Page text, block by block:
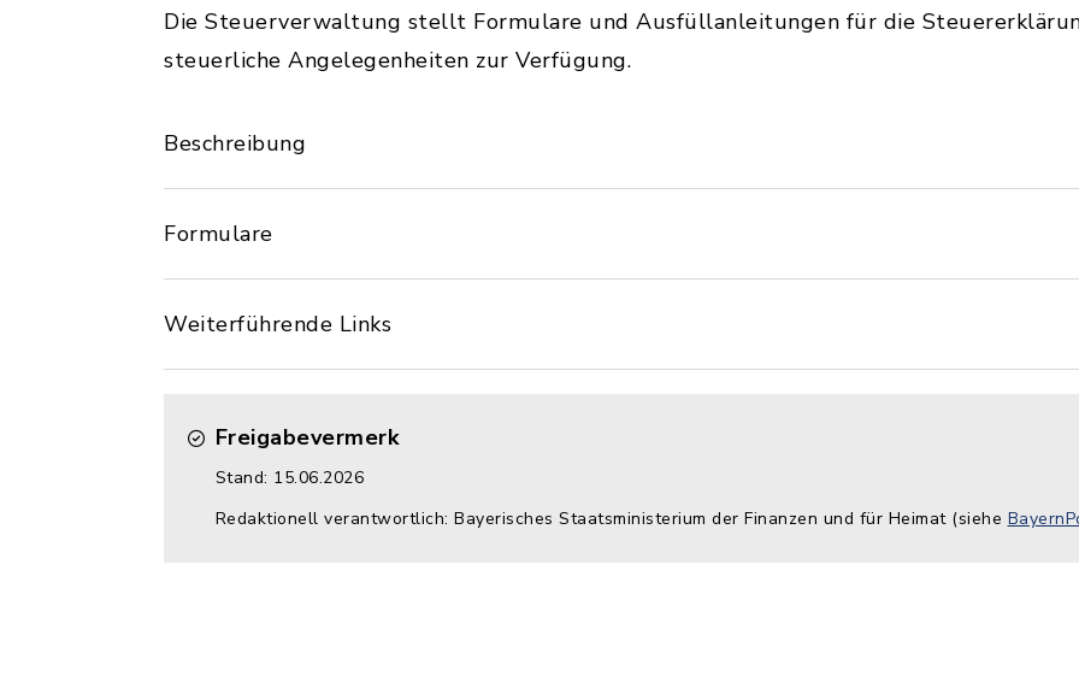
Die Steuerverwaltung stellt Formulare und Ausfüllanleitungen für die
steuerliche Angelegenheiten zur Verfügung.
Beschreibung
Formulare
Weiterführende Links
Freigabevermerk
Stand: 15.06.2026
Redaktionell verantwortlich: Bayerisches Staatsministerium der Finanzen und für Heimat (siehe